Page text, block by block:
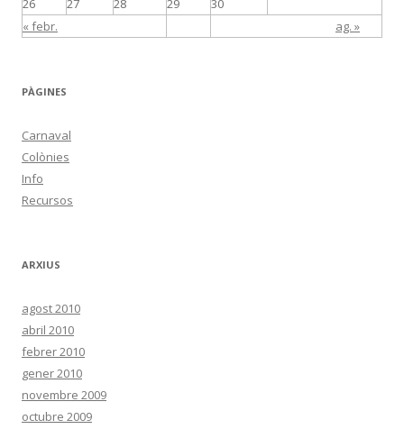
« febr. ag. »
26
27 28 29 30
PÀGINES
Carnaval
Colònies
Info
Recursos
ARXIUS
agost 2010
abril 2010
febrer 2010
gener 2010
novembre 2009
octubre 2009